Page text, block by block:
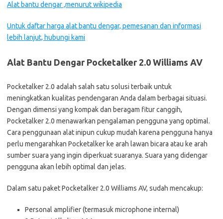
Alat bantu dengar ,menurut wikipedia
Untuk daftar harga alat bantu dengar, pemesanan dan informasi
lebih lanjut, hubungi kami
Alat Bantu Dengar Pocketalker 2.0 Williams AV
Pocketalker 2.0 adalah salah satu solusi terbaik untuk
meningkatkan kualitas pendengaran Anda dalam berbagai situasi.
Dengan dimensi yang kompak dan beragam fitur canggih,
Pocketalker 2.0 menawarkan pengalaman pengguna yang optimal.
Cara penggunaan alat inipun cukup mudah karena pengguna hanya
perlu mengarahkan Pocketalker ke arah lawan bicara atau ke arah
sumber suara yang ingin diperkuat suaranya. Suara yang didengar
pengguna akan lebih optimal dan jelas.
Dalam satu paket Pocketalker 2.0 Williams AV, sudah mencakup:
Personal amplifier (termasuk microphone internal)